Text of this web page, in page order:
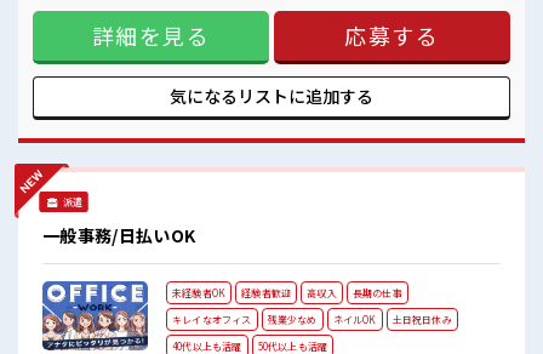
OK♪ ≪未経験でも活躍できる≫ 新しいことにチャレンジす
るのは不安だけど、 しっかり働く環境が整っています！ イチ
からスキルUP・ステップUP目指していきましょう！ ≪収入
アップを目指せる≫ 高時給だらけの派遣のお仕事です！ ■職
場の雰囲気 派手すぎなければ多少のヘアカラーもOKなのはウ
レシイPoint☆ 休憩室で楽しくランチ♪ 時間があれば昼寝も
詳細を見る 応募する
気になるリストに追加する
派遣
一般事務/日払いOK
未経験者OK 経験者歓迎 高収入
長期の仕事
キレイなオフィス
残業少なめ ネイルOK
土日祝日休み
40代以上も活躍
50代以上も活躍